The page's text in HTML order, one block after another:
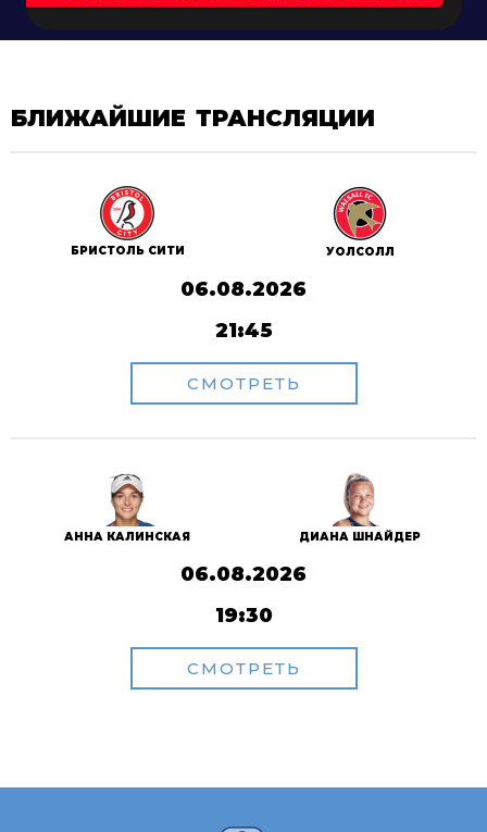
БЛИЖАЙШИЕ ТРАНСЛЯЦИИ
БРИСТОЛЬ СИТИ УОЛСОЛЛ
06.08.2026
21:45
СМОТРЕТЬ
АННА КАЛИНСКАЯ ДИАНА ШНАЙДЕР
06.08.2026
19:30
СМОТРЕТЬ